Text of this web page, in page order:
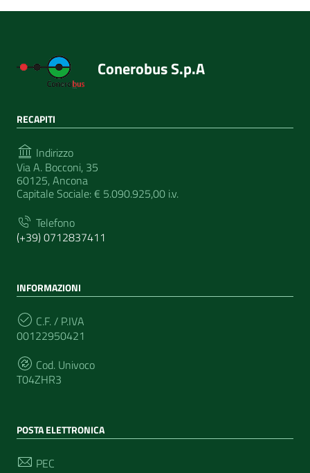
Conerobus S.p.A
RECAPITI
Indirizzo
Via A. Bocconi, 35
60125, Ancona
Capitale Sociale: € 5.090.925,00 i.v.
Telefono
(+39) 0712837411
INFORMAZIONI
C.F. / P.IVA
00122950421
Cod. Univoco
T04ZHR3
POSTA ELETTRONICA
PEC